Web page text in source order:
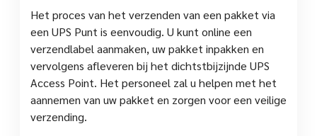
Het proces van het verzenden van een pakket via
een UPS Punt is eenvoudig. U kunt online een
verzendlabel aanmaken, uw pakket inpakken en
vervolgens afleveren bij het dichtstbijzijnde UPS
Access Point. Het personeel zal u helpen met het
aannemen van uw pakket en zorgen voor een veilige
verzending.